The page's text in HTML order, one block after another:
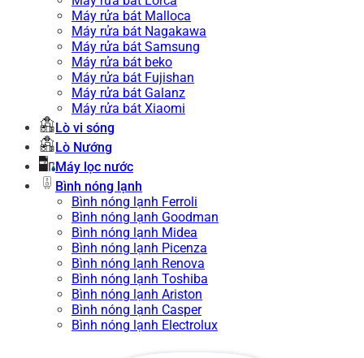
Máy rửa bát Malloca
Máy rửa bát Nagakawa
Máy rửa bát Samsung
Máy rửa bát beko
Máy rửa bát Fujishan
Máy rửa bát Galanz
Máy rửa bát Xiaomi
Lò vi sóng
Lò Nướng
Máy lọc nước
Bình nóng lạnh
Bình nóng lạnh Ferroli
Bình nóng lạnh Goodman
Bình nóng lạnh Midea
Bình nóng lạnh Picenza
Bình nóng lạnh Renova
Bình nóng lạnh Toshiba
Bình nóng lạnh Ariston
Bình nóng lạnh Casper
Bình nóng lạnh Electrolux